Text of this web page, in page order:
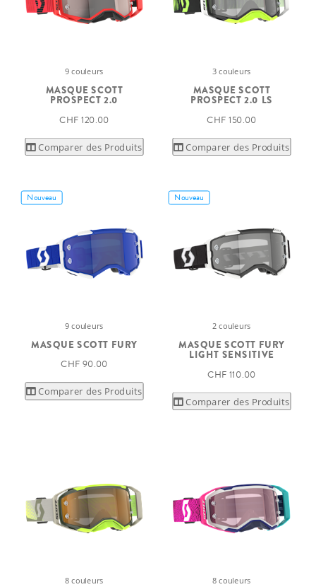
9 couleurs
MASQUE SCOTT
PROSPECT 2.0
CHF 120.00
Comparer des Produits
3 couleurs
MASQUE SCOTT
PROSPECT 2.0 LS
CHF 150.00
Comparer des Produits
Nouveau
9 couleurs
MASQUE SCOTT FURY
CHF 90.00
Comparer des Produits
Nouveau
2 couleurs
MASQUE SCOTT FURY
LIGHT SENSITIVE
CHF 110.00
Comparer des Produits
8 couleurs 8 couleurs